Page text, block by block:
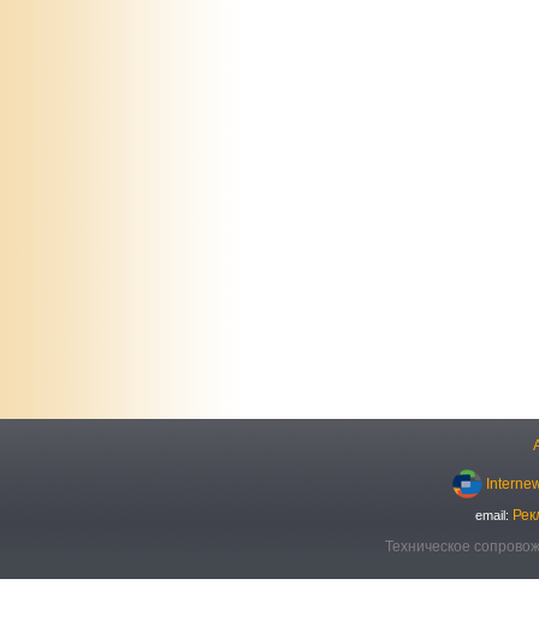
email:
Техническое